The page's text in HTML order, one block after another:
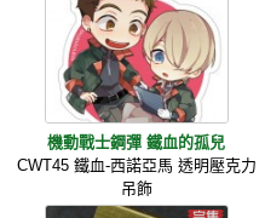
機動戰士鋼彈 鐵血的孤兒
CWT45 鐵血-西諾亞馬 透明壓克力
吊飾